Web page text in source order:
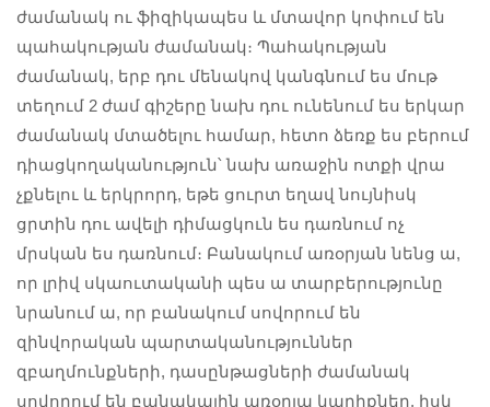
ժամանակ ու ֆիզիկապես և մտավոր կոփում են
պահակության ժամանակ։ Պահակության
ժամանակ, երբ դու մենակով կանգնում ես մութ
տեղում 2 ժամ գիշերը նախ դու ունենում ես երկար
ժամանակ մտածելու համար, հետո ձեռք ես բերում
դիացկողականություն՝ նախ առաջին ոտքի վրա
չքնելու և երկրորդ, եթե ցուրտ եղավ նույնիսկ
ցրտին դու ավելի դիմացկուն ես դառնում ոչ
մրսկան ես դառնում։ Բանակում առօրյան նենց ա,
որ լրիվ սկաուտականի պես ա տարբերությունը
նրանում ա, որ բանակում սովորում են
զինվորական պարտականություններ
զբաղմունքների, դասընթացների ժամանակ
սովորում են բանակային առօրյա կարիքներ, իսկ